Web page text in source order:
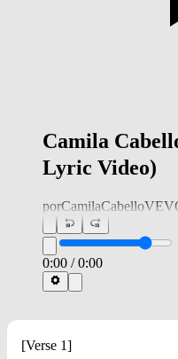
Camila
Lyric Video)
por
0:00 /0:00
[Verse 1]